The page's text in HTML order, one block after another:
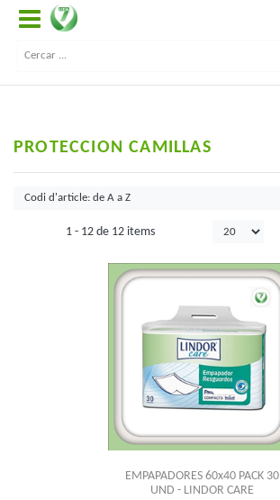
PROTECCION CAMILLAS
1 - 12 de 12 items
EMPAPADORES 60x40 PACK 30
UND - LINDOR CARE